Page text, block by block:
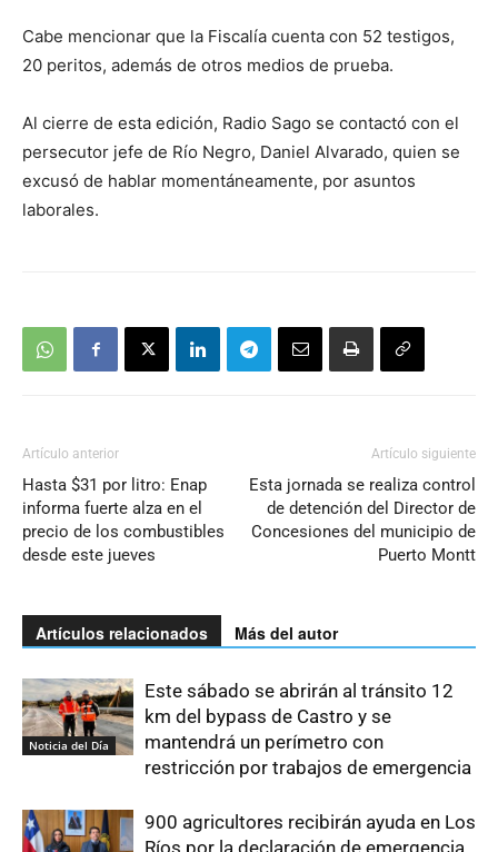
Cabe mencionar que la Fiscalía cuenta con 52 testigos,
20 peritos, además de otros medios de prueba.
Al cierre de esta edición, Radio Sago se contactó con el
persecutor jefe de Río Negro, Daniel Alvarado, quien se
excusó de hablar momentáneamente, por asuntos
laborales.
Artículo anterior
Hasta $31 por litro: Enap
informa fuerte alza en el
precio de los combustibles
desde este jueves
Artículo siguiente
Esta jornada se realiza control
de detención del Director de
Concesiones del municipio de
Puerto Montt
Artículos relacionados Más del autor
Noticia del Día
Este sábado se abrirán al tránsito 12
km del bypass de Castro y se
mantendrá un perímetro con
restricción por trabajos de emergencia
900 agricultores recibirán ayuda en Los